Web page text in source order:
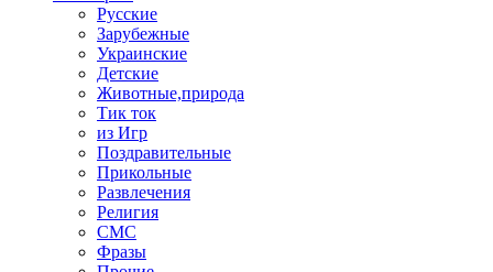
Русские
Зарубежные
Украинские
Детские
Животные,природа
Тик ток
из Игр
Поздравительные
Прикольные
Развлечения
Религия
СМС
Фразы